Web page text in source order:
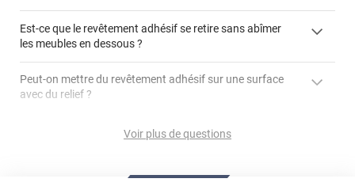
"Peut-on installer du
Est-ce que le revêtement adhésif se retire sans abîmer
les meubles en dessous ?
Utiliser une solution de dépose pour annuler l'action de la
Peut-on mettre du revêtement adhésif sur une surface
avec du relief ?
Peut-on mettre du revêtement adhésif sur du carrelage
Comment poser du revêtement adhésif dans les angles
Voir plus de questions